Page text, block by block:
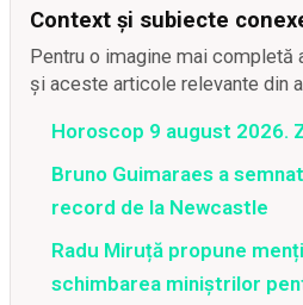
Context și subiecte
Pentru o imagine mai completă
și aceste articole relevante din
Horoscop 9 august 2026.
Bruno Guimaraes a
record de la Newcastle
Radu Miruță propune
schimbarea miniștrilor